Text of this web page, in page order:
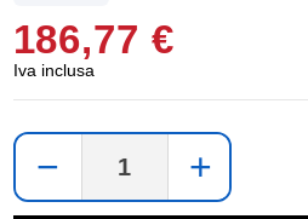
186,77 €
Iva inclusa
− +